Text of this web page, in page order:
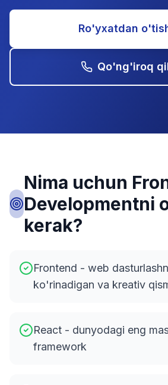
Ro'yxatdan
Qo'ng'iroq
Nima uchun
Developmentni
kerak?
Frontend - web
ko'rinadigan va kreativ
React - dunyodagi eng
framework